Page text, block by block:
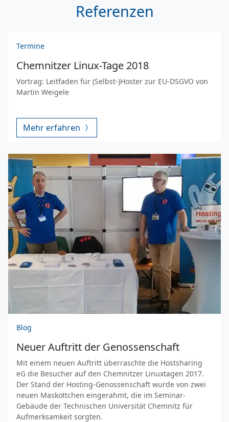
Referenzen
Termine
Chemnitzer Linux-Tage 2018
Vortrag: Leitfaden für (Selbst-)Hoster zur EU-DSGVO von
Martin Weigele
Mehr erfahren
Blog
Neuer Auftritt der Genossenschaft
Mit einem neuen Auftritt überraschte die Hostsharing
eG die Besucher auf den Chemnitzer Linuxtagen 2017.
Der Stand der Hosting-Genossenschaft wurde von zwei
neuen Maskottchen eingerahmt, die im Seminar-
Gebäude der Technischen Universität Chemnitz für
Aufmerksamkeit sorgten.